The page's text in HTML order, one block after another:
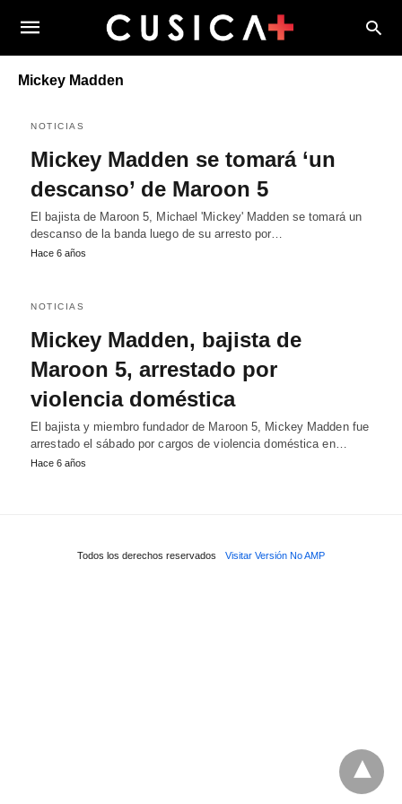
Mickey Madden
NOTICIAS
Mickey Madden se tomará ‘un
descanso’ de Maroon 5
El bajista de Maroon 5, Michael 'Mickey' Madden se tomará un
descanso de la banda luego de su arresto por…
Hace 6 años
NOTICIAS
Mickey Madden, bajista de
Maroon 5, arrestado por
violencia doméstica
El bajista y miembro fundador de Maroon 5, Mickey Madden fue
arrestado el sábado por cargos de violencia doméstica en…
Hace 6 años
Todos los derechos reservados Visitar Versión No AMP